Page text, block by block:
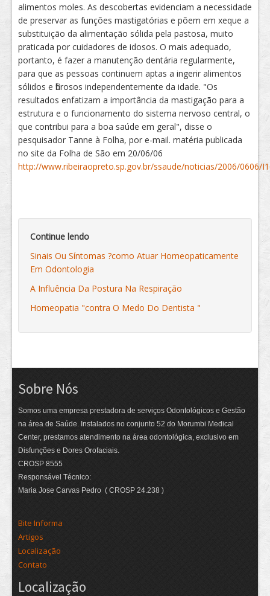
alimentos moles. As descobertas evidenciam a necessidade
de preservar as funções mastigatórias e põem em xeque a
substituição da alimentação sólida pela pastosa, muito
praticada por cuidadores de idosos. O mais adequado,
portanto, é fazer a manutenção dentária regularmente,
para que as pessoas continuem aptas a ingerir alimentos
sólidos e fibrosos independentemente da idade. "Os
resultados enfatizam a importância da mastigação para a
estrutura e o funcionamento do sistema nervoso central, o
que contribui para a boa saúde em geral", disse o
pesquisador Tanne à Folha, por e-mail. matéria publicada
no site da Folha de São em 20/06/06
http://www.ribeiraopreto.sp.gov.br/ssaude/noticias/2006/0606/
Continue lendo
Sinais Ou Síntomas ?como Atuar Homeopaticamente
Em Odontologia
A Influência Da Postura Na Respiração
Homeopatia "contra O Medo Do Dentista "
Sobre Nós
Somos uma empresa prestadora de serviços Odontológicos e Gestão
na área de Saúde. Instalados no conjunto 52 do Morumbi Medical
Center, prestamos atendimento na área odontológica, exclusivo em
Disfunções e Dores Orofaciais.
CROSP 8555
Responsável Técnico:
Maria Jose Carvas Pedro ( CROSP 24.238 )
Bite Informa
Artigos
Localização
Contato
Localização